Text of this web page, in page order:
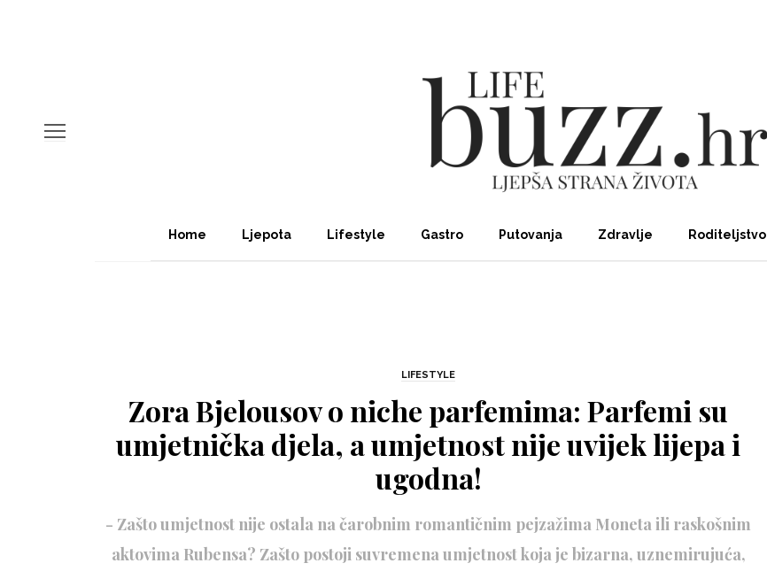
Home Ljepota Lifestyle Gastro Putovanja Zdravlje Roditeljstvo
LIFESTYLE
Zora Bjelousov o niche parfemima: Parfemi su
umjetnička djela, a umjetnost nije uvijek lijepa i
ugodna!
- Zašto umjetnost nije ostala na čarobnim romantičnim pejzažima Moneta ili raskošnim
aktovima Rubensa? Zašto postoji suvremena umjetnost koja je bizarna, uznemirujuća,